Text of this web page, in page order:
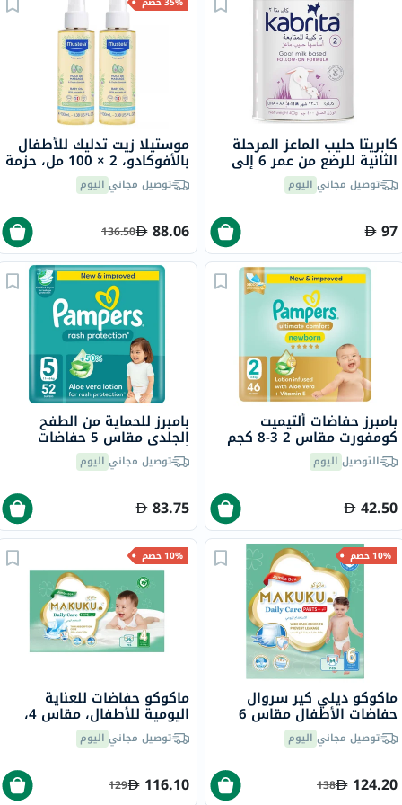
كابريتا حليب الماعز المرحلة
الثانية للرضع من عمر 6 إلى
12 شهرًا 400 جرامتوصيل مجاني اليوم
97
موستيلا زيت تدليك للأطفال
بالأفوكادو، 2 × 100 مل، حزمة
ترويجية من 2
توصيل مجاني اليوم
88.06
136.50
بامبرز حفاضات ألتيميت
كومفورت مقاس 2 3-8 كجم
حزمة من 46
التوصيل اليوم
42.50
بامبرز للحماية من الطفح
الجلدي مقاس 5 حفاضات
أطفال 11-16 كجم حزمة من
52 قطعةتوصيل مجاني اليوم
83.75
10% خصم
ماكوكو ديلي كير سروال
حفاضات الأطفال مقاس 6
مزدوج كبير جدًا (XXL) لوزن
15+ كجم حزمة جامبو من 64توصيل مجاني اليوم
124.20
138
10% خصم
ماكوكو حفاضات للعناية
اليومية للأطفال، مقاس 4،
حزمة كبيرة من 96
توصيل مجاني اليوم
116.10
129